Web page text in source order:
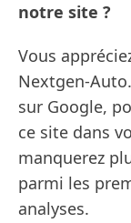
notre site ?
Vous
Nextgen-
sur Google,
ce site dans
manquerez
parmi les
analyses.